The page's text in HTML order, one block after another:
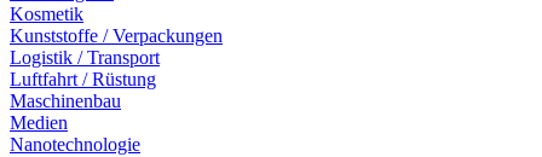
Kosmetik
Kunststoffe / Verpackungen
Logistik / Transport
Luftfahrt / Rüstung
Maschinenbau
Medien
Nanotechnologie